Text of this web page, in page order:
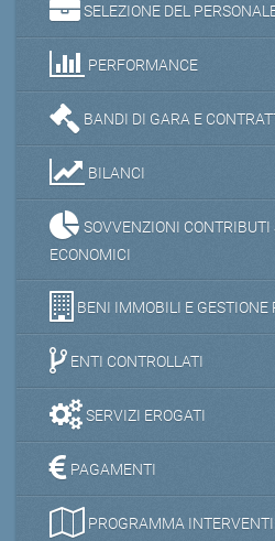
SELEZIONE DEL
PERFORMANCE
BANDI DI GARA E
BILANCI
SOVVENZIONI CONTRIBUTI
ECONOMICI
BENI IMMOBILI E GESTIONE
ENTI CONTROLLATI
SERVIZI EROGATI
PAGAMENTI
PROGRAMMA INTERVENTI